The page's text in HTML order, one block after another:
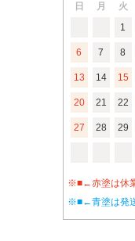
日 月 火
1
6 7 8
13 14 15
20 21 22
27 28 29
※■←赤塗は休
※■←青塗は発